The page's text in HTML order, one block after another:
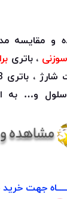
مقایسه
سوزنی ، باتری
جهت خرید